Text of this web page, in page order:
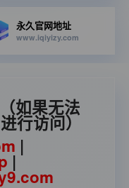
永久官网地址
www.iqiyizy.com
（如果无法
行访问）
|
|